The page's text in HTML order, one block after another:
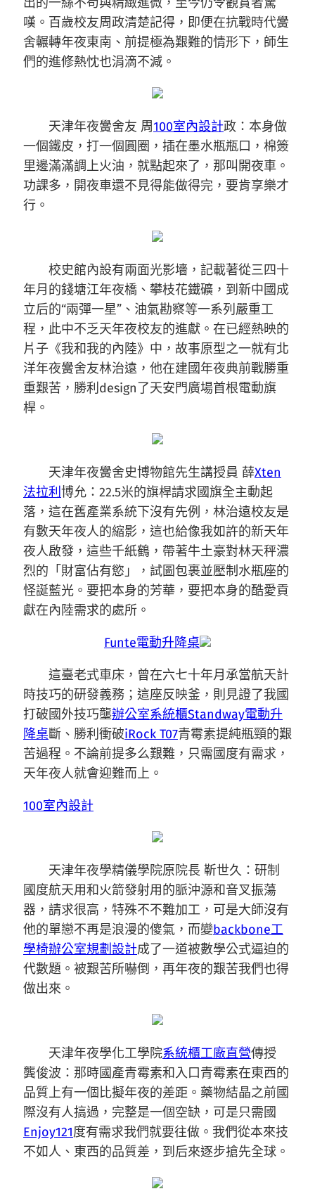
嘆。百歲校友周政清楚記得，即便在抗戰時代黌
舍輾轉年夜東南、前提極為艱難的情形下，師生
們的進修熱忱也涓滴不減。
天津年夜黌舍友 周100室內設計政：本身做
一個鐵皮，打一個圓圈，插在墨水瓶瓶口，棉簽
里邊滿滿調上火油，就點起來了，那叫開夜車。
功課多，開夜車還不見得能做得完，要肯享樂才
行。
校史館內設有兩面光影墻，記載著從三四十
年月的錢塘江年夜橋、攀枝花鐵礦，到新中國成
立后的“兩彈一星”、油氣勘察等一系列嚴重工
程，此中不乏天年夜校友的進獻。在已經熱映的
片子《我和我的內陸》中，故事原型之一就有北
洋年夜黌舍友林治遠，他在建國年夜典前戰勝重
重艱苦，勝利design了天安門廣場首根電動旗
桿。
天津年夜黌舍史博物館先生講授員 薛Xten
法拉利 博允：22.5米的旗桿請求國旗全主動起
落，這在舊產業系統下沒有先例，林治遠校友是
有數天年夜人的縮影，這也給像我如許的新天年
夜人啟發，這些千紙鶴，帶著牛土豪對林天秤濃
烈的「財富佔有慾」，試圖包裹並壓制水瓶座的
怪誕藍光。要把本身的芳華，要把本身的酷愛貢
獻在內陸需求的處所。
Funte電動升降桌
這臺老式車床，曾在六七十年月承當航天計
時技巧的研發義務；這座反映釜，則見證了我國
打破國外技巧壟辦公室系統櫃Standway電動升
降桌斷、勝利衝破iRock T07青霉素提純瓶頸的艱
苦過程。不論前提多么艱難，只需國度有需求，
天年夜人就會迎難而上。
100室內設計
天津年夜學精儀學院原院長 靳世久：研制
國度航天用和火箭發射用的脈沖源和音叉振蕩
器，請求很高，特殊不不難加工，可是大師沒有
他的單戀不再是浪漫的傻氣，而變backbone工
學椅辦公室規劃設計成了一道被數學公式逼迫的
代數題。被艱苦所嚇倒，再年夜的艱苦我們也得
做出來。
天津年夜學化工學院系統櫃工廠直營傳授
龔俊波：那時國產青霉素和入口青霉素在東西的
品質上有一個比擬年夜的差距。藥物結晶之前國
際沒有人搞過，完整是一個空缺，可是只需國
Enjoy121度有需求我們就要往做。我們從本來技
不如人、東西的品質差，到后來逐步搶先全球。